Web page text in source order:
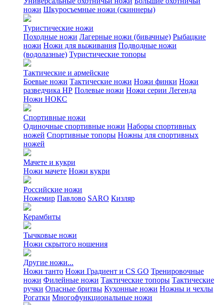
ножи Шкуросъемные ножи (скиннеры)
Туристические ножи
Походные ножи Лагерные ножи (бивачные) Рыбацкие
ножи Ножи для выживания Подводные ножи
(водолазные) Туристические топоры
Тактические и армейские
Боевые ножи Тактические ножи Ножи финки Ножи
разведчика НР Полевые ножи Ножи серии Легенда
Ножи НОКС
Спортивные ножи
Одиночные спортивные ножи Наборы спортивных
ножей Спортивные топоры Ножны для спортивных
ножей
Мачете и кукри
Ножи мачете Ножи кукри
Российские ножи
Ножемир Павлово SARO Кизляр
Керамбиты
Тычковые ножи
Ножи скрытого ношения
Другие ножи...
Ножи танто Ножи Градиент и CS GO Тренировочные
ножи Филейные ножи Тактические топоры Тактические
ручки Опасные бритвы Кухонные ножи Ножны и чехлы
Рогатки Многофункциональные ножи